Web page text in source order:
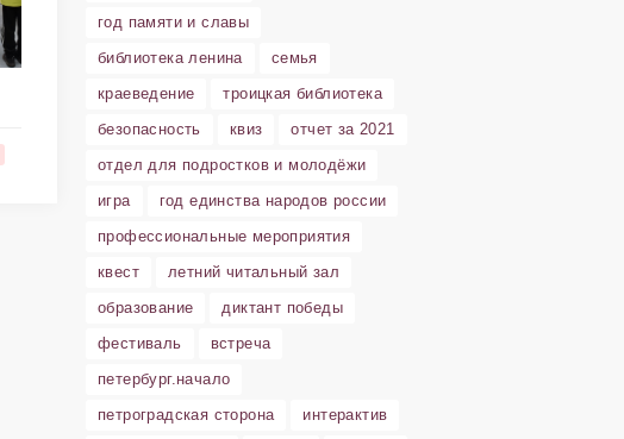
год памяти и славы
библиотека ленина
семья
краеведение
троицкая библиотека
безопасность
квиз
отчет за 2021
отдел для подростков и молодёжи
игра
год единства народов россии
профессиональные мероприятия
квест
летний читальный зал
образование
диктант победы
фестиваль
встреча
петербург.начало
петроградская сторона
интерактив